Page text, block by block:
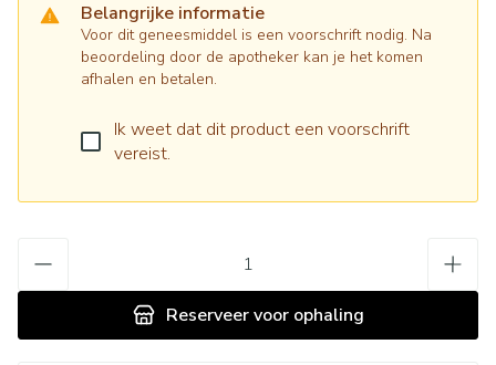
Belangrijke informatie
Voor dit geneesmiddel is een voorschrift nodig. Na
beoordeling door de apotheker kan je het komen
afhalen en betalen.
Ik weet dat dit product een voorschrift
vereist.
Reserveervoor ophaling